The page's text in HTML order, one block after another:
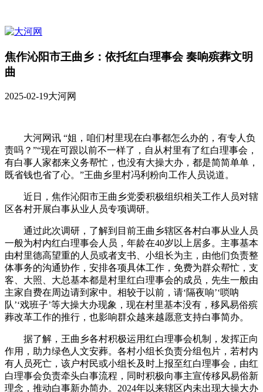
焦作沁阳市王曲乡：依托红白理事会 奏响殡葬文明
曲
2025-02-19大河网
大河网讯 “姐，咱们村里现在白事都怎么办的，有专人负
责吗？”“现在可跟以前不一样了，自从村里有了红白理事会，
有白事人家都来义务帮忙，也没有大操大办，都是简简单单，
既省钱也省了心。”王曲乡里村冯利粉向工作人员说道。
近日，焦作沁阳市王曲乡党委积极组织相关工作人员对辖
区各村开展白事从业人员专项调研。
通过此次调研，了解到目前王曲乡辖区各村白事从业人员
一般为村内红白理事会人员，年龄在40岁以上居多。主事基本
由村里德高望重的人员或者支书、小组长为主，由他们负责整
体事务的沟通协作，安排各项具体工作，免费为群众帮忙，支
客、大照、大总基本都是村里红白理事会的成员，先生一般由
主家自费在周边请到家中。相较于以前，请‘隔夜响’‘唢呐
队’‘戏班子’等大操大办现象，现在村里基本没有，移风易俗殡
葬改革工作的推行，也影响群众越来越愿意支持白事简办。
据了解，王曲乡各村积极运用红白理事会机制，发挥正向
作用，助力绿色人文安葬。各村小组长负责分组包片，若村内
有人员死亡，该户村民或小组长及时上报至红白理事会，由红
白理事会负责牵头白事流程，同时积极向事主宣传移风易俗新
理念，推动白事新办简办。2024年以来辖区内未出现大操大办